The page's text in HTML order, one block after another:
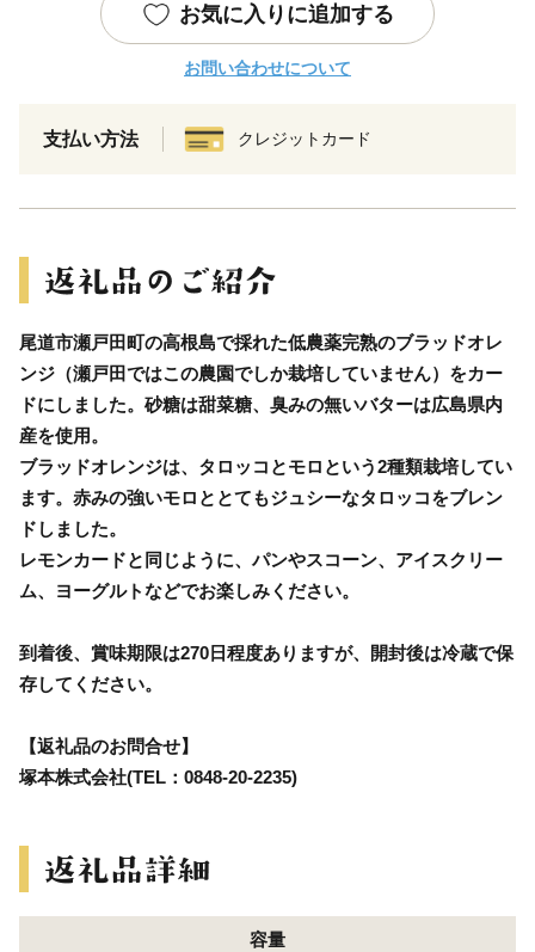
お気に入りに追加する
お問い合わせについて
支払い方法 クレジットカード
尾道市瀬戸田町の高根島で採れた低農薬完熟のブラッドオレ
ンジ（瀬戸田ではこの農園でしか栽培していません）をカー
ドにしました。砂糖は甜菜糖、臭みの無いバターは広島県内
産を使用。
ブラッドオレンジは、タロッコとモロという2種類栽培してい
ます。赤みの強いモロととてもジュシーなタロッコをブレン
ドしました。
レモンカードと同じように、パンやスコーン、アイスクリー
ム、ヨーグルトなどでお楽しみください。
到着後、賞味期限は270日程度ありますが、開封後は冷蔵で保
存してください。
【返礼品のお問合せ】
塚本株式会社(TEL：0848-20-2235)
容量